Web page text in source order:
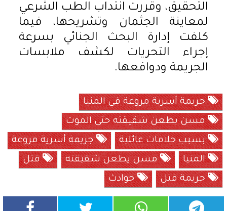
التحقيق، وقررت انتداب الطب الشرعي
لمعاينة الجثمان وتشريحها، فيما
كلفت إدارة البحث الجنائي بسرعة
إجراء التحريات لكشف ملابسات
الجريمة ودوافعها.
جريمة أسرية مروعة في المنيا
مسن يطعن شقيقته حتى الموت
بسبب خلافات عائلية
جريمة أسرية مروعة
المنيا
مسن يطعن شقيقته
قتل
جريمة قتل
حوادث